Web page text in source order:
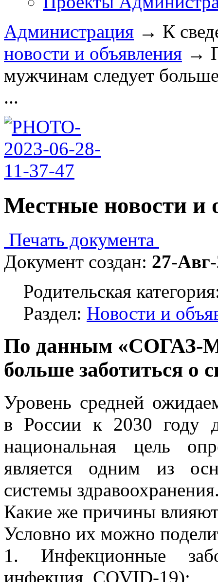
Администрация → К
новости и объявления →
мужчинам следует
...
Местные новости и
Печать документа
Документ создан: 27-
Родительская
Раздел: Новости и
По данным «СОГАЗ-
больше заботиться о
Уровень средней
в России к 2030 году
национальная цель
является одним из
системы
Какие же причины
Условно их можно
1. Инфекционные
инфекция, COVID-19);